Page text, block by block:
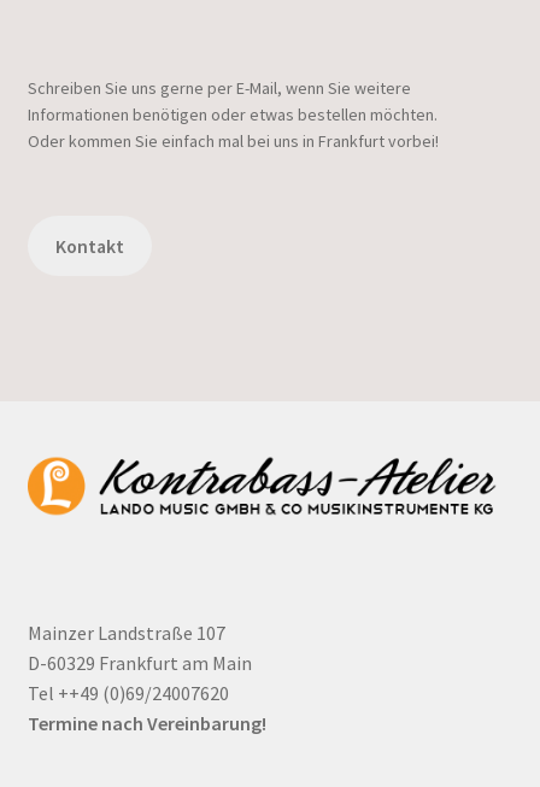
Schreiben Sie uns gerne per E-Mail, wenn Sie weitere
Informationen benötigen oder etwas bestellen möchten.
Oder kommen Sie einfach mal bei uns in Frankfurt vorbei!
Kontakt
Mainzer Landstraße 107
D-60329 Frankfurt am Main
Tel ++49 (0)69/24007620
Termine nach Vereinbarung!